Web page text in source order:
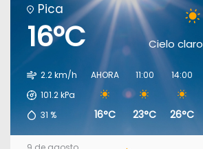
Pica
16°C Cielo claro
2.2 km/h
101.2kPa
31 %
AHORA
16°C
11:00
23°C
14:00
26°C